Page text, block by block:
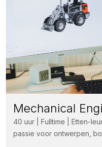
Mechanical
40 uur | Fulltime | Etten-
passie voor ontwerpen,